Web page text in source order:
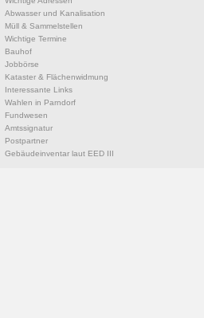
Abwasser und Kanalisation
Müll & Sammelstellen
Wichtige Termine
Bauhof
Jobbörse
Kataster & Flächenwidmung
Interessante Links
Wahlen in Parndorf
Fundwesen
Amtssignatur
Postpartner
Gebäudeinventar laut EED III